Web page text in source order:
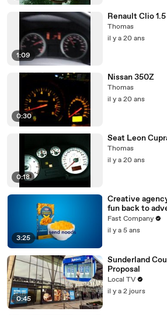
1:09
Renault Clio
Thomas
il y a 20 ans
0:30
Nissan 350Z
Thomas
il y a 20 ans
0:18
Seat Leon
Thomas
il y a 20 ans
3:25
Creative
fun back to
Fast Company
il y a 5 ans
0:45
Sunderland
Proposal
Local TV
il y a 2 jours